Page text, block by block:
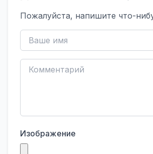
Пожалуйста, напишите что-
Изображение